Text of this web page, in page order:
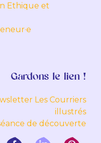
Ethique et
Gardons le lien !
Les Courriers
illustrés
de découverte